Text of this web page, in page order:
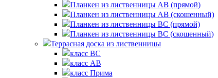
Планкен из лиственницы AB (прямой)
Планкен из лиственницы AB (скошенный)
Планкен из лиственницы BC (прямой)
Планкен из лиственницы BC (скошенный)
Террасная доска из лиственницы
класс BC
класс AB
класс Прима